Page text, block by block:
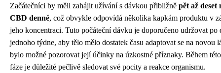
Začátečníci by měli zahájit užívání s dávkou přibližně pět až
CBD denně, což obvykle odpovídá několika kapkám produktu v
jeho koncentraci. Tuto počáteční dávku je doporučeno udržovat po
jednoho týdne, aby tělo mělo dostatek času adaptovat se na novou
bylo možné pozorovat její účinky na úzkostné příznaky. Během
fáze je důležité pečlivě sledovat své pocity a reakce organismu.